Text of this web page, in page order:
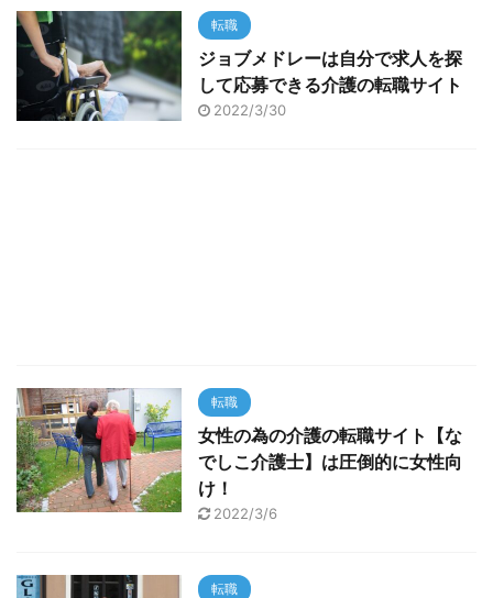
転職
ジョブメドレーは自分で求人を探
して応募できる介護の転職サイト
2022/3/30
転職
女性の為の介護の転職サイト【な
でしこ介護士】は圧倒的に女性向
け！
2022/3/6
転職